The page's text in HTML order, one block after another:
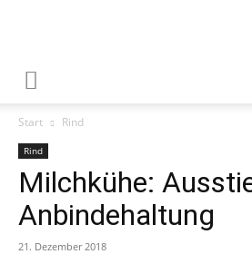
Start Rind
Rind
Milchkühe:
Anbindehaltung
21. Dezember 2018